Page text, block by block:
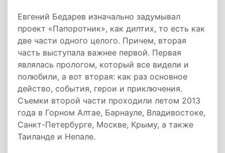
Евгений Бедарев изначально задумывал
проект «Папоротник», как диптих, то есть как
две части одного целого. Причем, вторая
часть выступала важнее первой. Первая
являлась прологом, который все видели и
полюбили, а вот вторая: как раз основное
действо, события, герои и приключения.
Съемки второй части проходили летом 2013
года в Горном Алтае, Барнауле, Владивостоке,
Санкт-Петербурге, Москве, Крыму, а также
Таиланде и Непале.